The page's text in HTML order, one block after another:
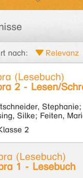
nach:
(Lesebuch)
2 - Lesen/
Stephanie;
Silke; Feiten,
2
(Lesebuch)
1 - Lesebuch